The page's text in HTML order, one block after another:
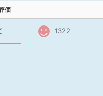
価
1322